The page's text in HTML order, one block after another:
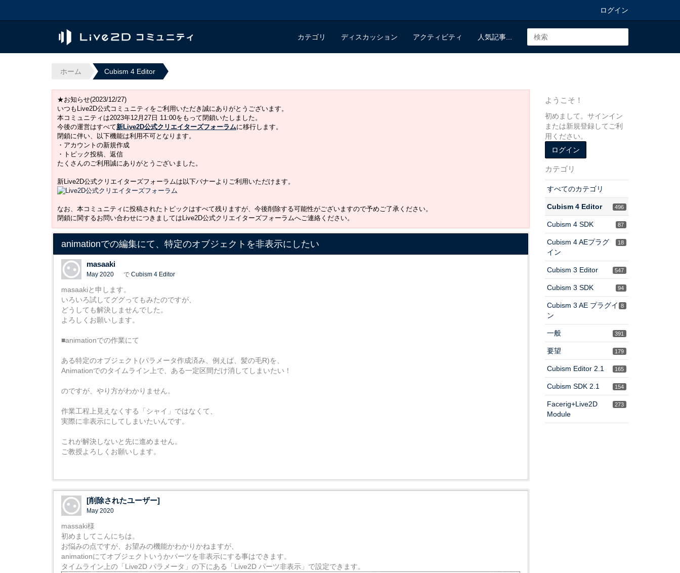
ログイン
カテゴリ ディスカッション アクティビティ 人気記事...
ホーム Cubism 4 Editor
★お知らせ(2023/12/27)
いつもLive2D公式コミュニティをご利用いただき誠にありがとうございます。
本コミュニティは2023年12月27日 11:00をもって閉鎖いたしました。
今後の運営はすべて新Live2D公式クリエイターズフォーラムに移行します。
閉鎖に伴い、以下機能は利用不可となります。
・アカウントの新規作成
・トピック投稿、返信
たくさんのご利用誠にありがとうございました。
新Live2D公式クリエイターズフォーラムは以下バナーよりご利用いただけます。
なお、本コミュニティに投稿されたトピックはすべて残りますが、今後削除する可能性がございますので予めご了承ください。
閉鎖に関するお問い合わせにつきましてはLive2D公式クリエイターズフォーラムへご連絡ください。
animationでの編集にて、特定のオブジェクトを非表示にしたい
masaaki
May 2020 で Cubism 4 Editor
masaakiと申します。
いろいろ試してググってもみたのですが、
どうしても解決しませんでした。
よろしくお願いします。
■animationでの作業にて
ある特定のオブジェクト(パラメータ作成済み、例えば、髪の毛R)を、
Animationでのタイムライン上で、ある一定区間だけ消してしまいたい！
のですが、やり方がわかりません。
作業工程上見えなくする「シャイ」ではなくて、
実際に非表示にしてしまいたいんです。
これが解決しないと先に進めません。
ご教授よろしくお願いします。
[削除されたユーザー]
May 2020
massaki様
初めましてこんにちは。
お悩みの点ですが、お望みの機能かわかりかねますが、
animationにてオブジェクトいうかパーツを非表示にする事はできます。
タイムライン上の「Live2D パラメータ」の下にある「Live2D パーツ非表示」で設定できます。
ようこそ！
初めまして。サインイン
または新規登録してご利
用ください。
ログイン
カテゴリ
すべてのカテゴリ
496
Cubism 4 Editor
87
Cubism 4 SDK
18
Cubism 4 AEプラグ
イン
547
Cubism 3 Editor
94
Cubism 3 SDK
8
Cubism 3 AE プラグイ
ン
391
一般
179
要望
165
Cubism Editor 2.1
154
Cubism SDK 2.1
273
Facerig+Live2D
Module